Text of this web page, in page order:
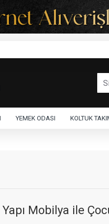
YEMEK ODASI KOLTUK
Mobilya ile